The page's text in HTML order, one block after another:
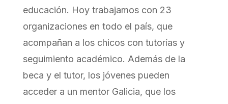
educación. Hoy trabajamos con 23
organizaciones en todo el país, que
acompañan a los chicos con tutorías y
seguimiento académico. Además de la
beca y el tutor, los jóvenes pueden
acceder a un mentor Galicia, que los